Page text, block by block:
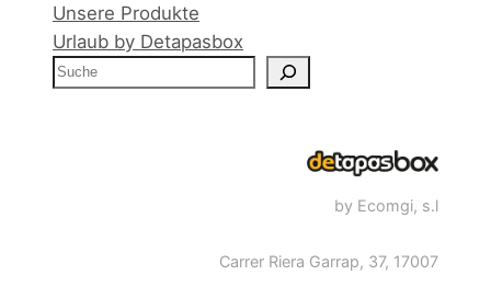
Unsere Produkte
Urlaub by Detapasbox
S
by Ecomgi, s.l
Carrer Riera Garrap, 37, 17007